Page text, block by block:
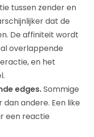
tussen zender en
dat de
De affiniteit wordt
overlappende
en het
edges.Sommige
andere. Een like
een reactie